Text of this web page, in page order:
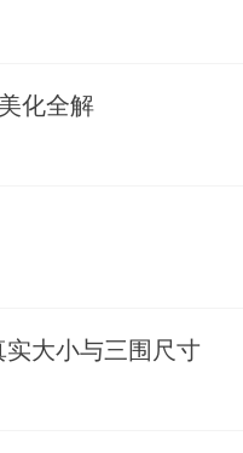
化全解
大小与三围尺寸